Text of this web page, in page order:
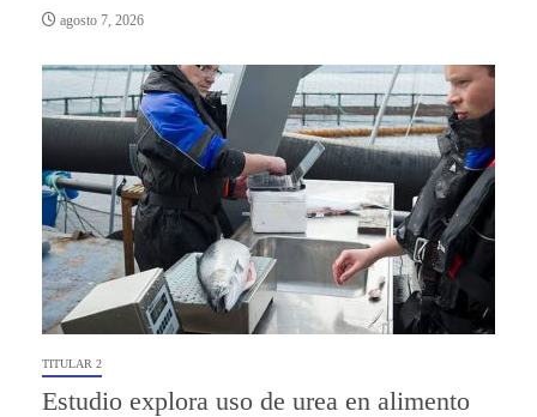
agosto 7, 2026
TITULAR 2
Estudio explora uso de urea en alimento